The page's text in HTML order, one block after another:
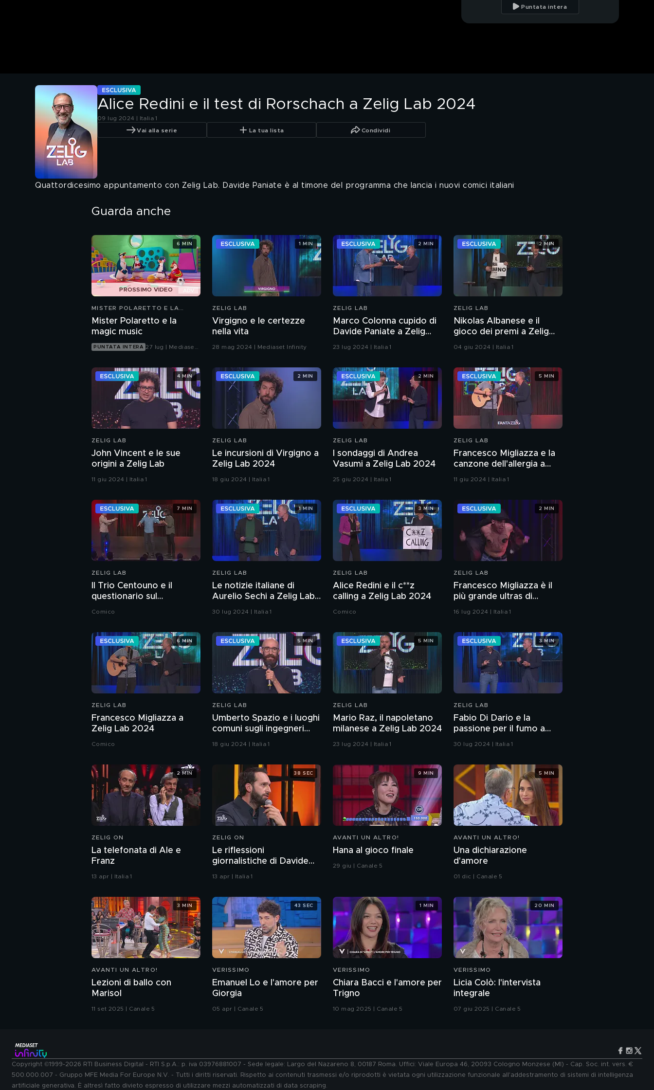
Puntata intera
Alice Redini e il test di Rorschach a Zelig Lab 2024
09 lug 2024 | Italia 1
Vai alla serie La tua lista Condividi
Quattordicesimo appuntamento con Zelig Lab. Davide Paniate è al timone del programma che lancia i nuovi comici italiani
Guarda anche
PROSSIMO VIDEO
MISTER POLARETTO E LA
Mister Polaretto e la
magic music
PUNTATA INTERA 27 lug | Mediaset
6 MIN
ZELIG LAB
Virgigno e le certezze
nella vita
28 mag 2024 | Mediaset Infinity
1 MIN
ZELIG LAB
Marco Colonna cupido di
Davide Paniate a Zelig
Lab 2024
23 lug 2024 | Italia 1
2 MIN
ZELIG LAB
Nikolas Albanese e il
gioco dei premi a Zelig
Lab 2024
04 giu 2024 | Italia 1
2 MIN
ZELIG LAB
John Vincent e le sue
origini a Zelig Lab
11 giu 2024 | Italia 1
4 MIN
ZELIG LAB
Le incursioni di Virgigno a
Zelig Lab 2024
18 giu 2024 | Italia 1
2 MIN
ZELIG LAB
I sondaggi di Andrea
Vasumi a Zelig Lab 2024
25 giu 2024 | Italia 1
2 MIN
ZELIG LAB
Francesco Migliazza e la
canzone dell'allergia a
Zelig Lab 2024
11 giu 2024 | Italia 1
5 MIN
ZELIG LAB
Il Trio Centouno e il
questionario sul
Comico
7 MIN
ZELIG LAB
Le notizie italiane di
Aurelio Sechi a Zelig Lab
30 lug 2024 | Italia 1
1 MIN
ZELIG LAB
Alice Redini e il c**z
calling a Zelig Lab 2024
Comico
3 MIN
ZELIG LAB
Francesco Migliazza è il
più grande ultras di
Davide Paniate
16 lug 2024 | Italia 1
2 MIN
ZELIG LAB
Francesco Migliazza a
Zelig Lab 2024
Comico
6 MIN
ZELIG LAB
Umberto Spazio e i luoghi
comuni sugli ingegneri
informatici
18 giu 2024 | Italia 1
5 MIN
ZELIG LAB
Mario Raz, il napoletano
milanese a Zelig Lab 2024
23 lug 2024 | Italia 1
5 MIN
ZELIG LAB
Fabio Di Dario e la
passione per il fumo a
Zelig Lab 2024
30 lug 2024 | Italia 1
3 MIN
ZELIG ON
La telefonata di Ale e
Franz
13 apr | Italia 1
2 MIN
ZELIG ON
Le riflessioni
giornalistiche di Davide
Spadolà
13 apr | Italia 1
38 SEC
AVANTI UN ALTRO!
Hana al gioco finale
29 giu | Canale 5
9 MIN
AVANTI UN ALTRO!
Una dichiarazione
d'amore
01 dic | Canale 5
5 MIN
AVANTI UN ALTRO!
Lezioni di ballo con
Marisol
11 set 2025 | Canale 5
3 MIN
VERISSIMO
Emanuel Lo e l'amore per
Giorgia
05 apr | Canale 5
43 SEC
VERISSIMO
Chiara Bacci e l'amore per
Trigno
10 mag 2025 | Canale 5
1 MIN
VERISSIMO
Licia Colò: l'intervista
integrale
07 giu 2025 | Canale 5
20 MIN
Copyright ©1999-2026 RTI Business Digital - RTI S.p.A.: p. iva 03976881007 - Sede legale: Largo del Nazareno 8, 00187 Roma. Uffici: Viale Europa 46, 20093 Cologno Monzese (MI) - Cap. Soc. int. vers. €
500.000.007 - Gruppo MFE Media For Europe N.V. - Tutti i diritti riservati. Rispetto ai contenuti trasmessi e/o riprodotti è vietata ogni utilizzazione funzionale all'addestramento di sistemi di intelligenza
artificiale generativa. È altresì fatto divieto espresso di utilizzare mezzi automatizzati di data scraping.